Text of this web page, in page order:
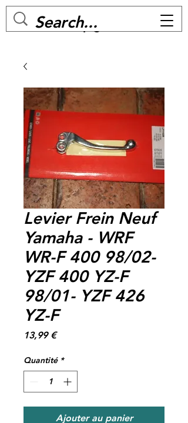
MC BIKE Perpignan
Levier Frein Neuf
Yamaha - WRF
WR-F 400 98/02-
YZF 400 YZ-F
98/01- YZF 426
YZ-F
13,99 €Prix
Quantité *
Ajouter au panier